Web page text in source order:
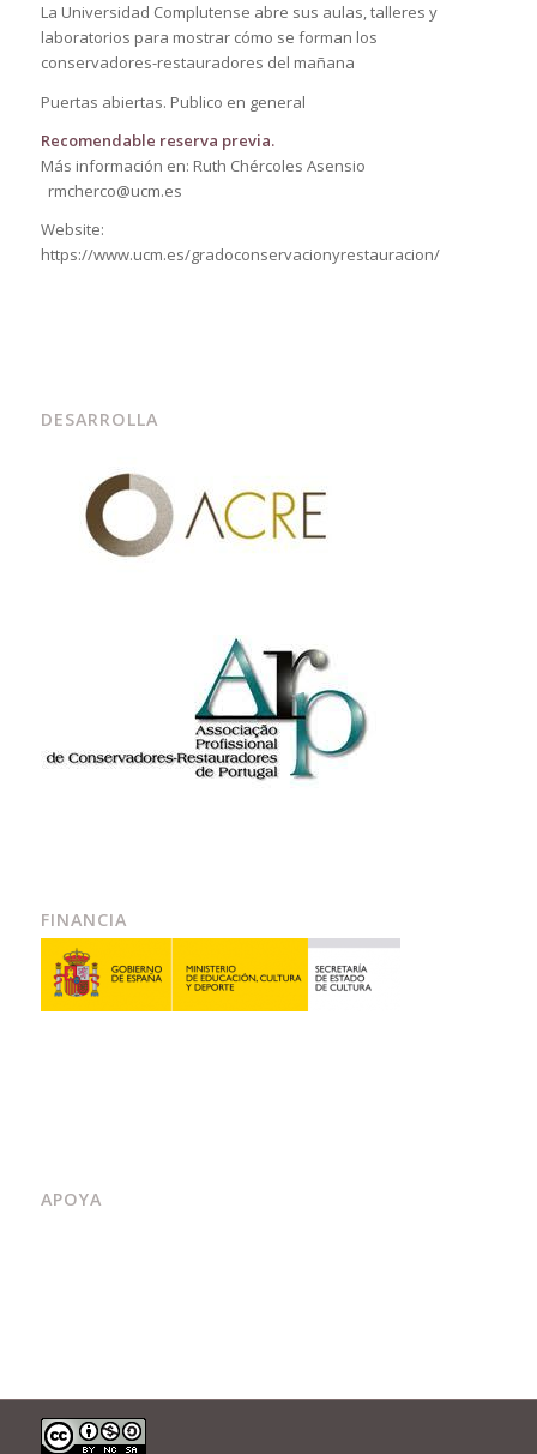
La Universidad Complutense abre sus aulas, talleres y
laboratorios para mostrar cómo se forman los
conservadores-restauradores del mañana
Puertas abiertas. Publico en general
Recomendable reserva previa.
Más información en: Ruth Chércoles Asensio
rmcherco@ucm.es
Website:
https://www.ucm.es/gradoconservacionyrestauracion/
DESARROLLA
FINANCIA
APOYA